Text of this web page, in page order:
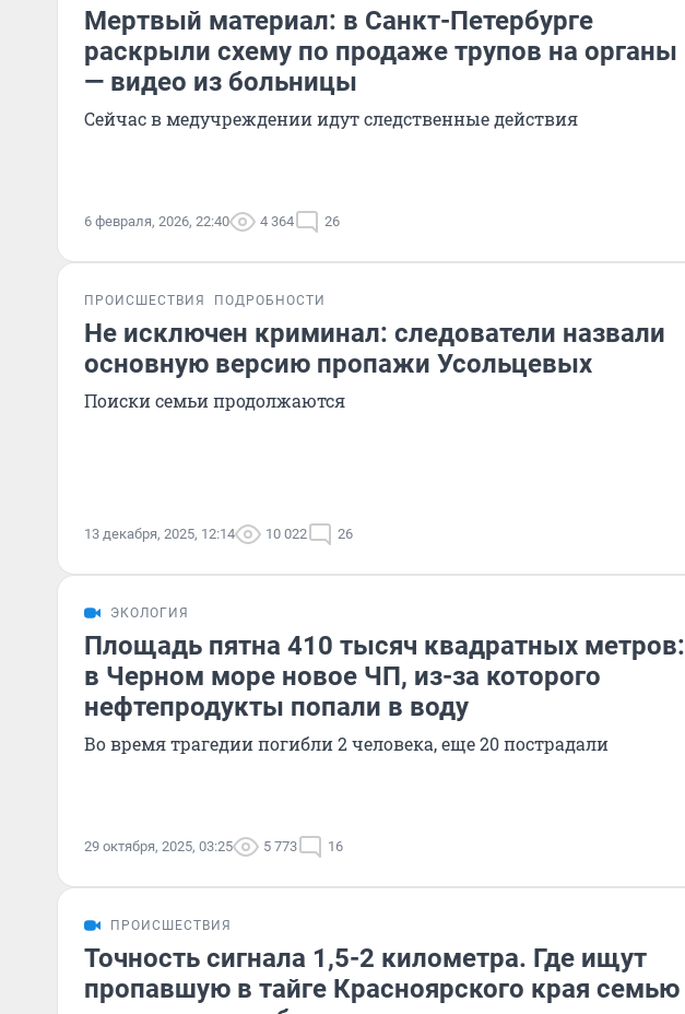
Мертвый материал: в Санкт-Петербурге
раскрыли схему по продаже трупов на органы
— видео из больницы
Сейчас в медучреждении идут следственные действия
6 февраля, 2026, 22:40 4 364 26
ПРОИСШЕСТВИЯ ПОДРОБНОСТИ
Не исключен криминал: следователи назвали
основную версию пропажи Усольцевых
Поиски семьи продолжаются
13 декабря, 2025, 12:14 10 022 26
ЭКОЛОГИЯ
Площадь пятна 410 тысяч квадратных метров:
в Черном море новое ЧП, из-за которого
нефтепродукты попали в воду
Во время трагедии погибли 2 человека, еще 20 пострадали
29 октября, 2025, 03:25 5 773 16
ПРОИСШЕСТВИЯ
Точность сигнала 1,5-2 километра. Где ищут
пропавшую в тайге Красноярского края семью